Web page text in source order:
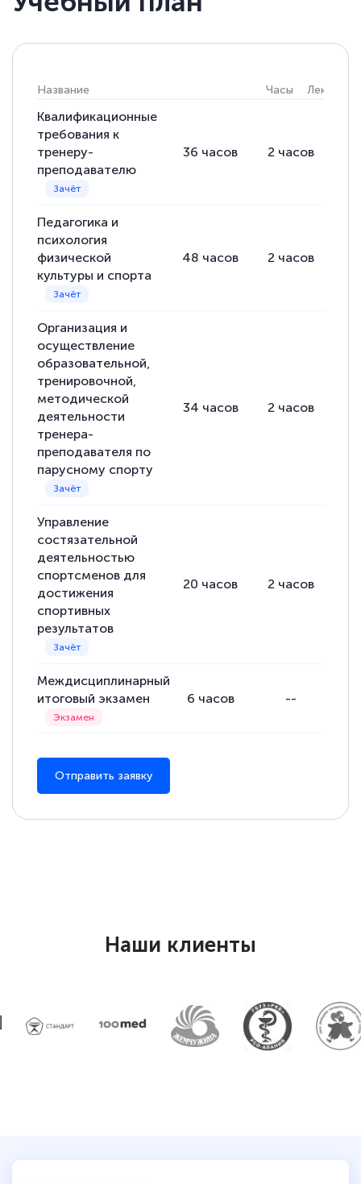
Название Часы Лекции
Квалификационные
требования к
тренеру-
преподавателю
36 часов 2 часов
Педагогика и
психология
физической
культуры и спорта
48 часов 2 часов
Организация и
осуществление
образовательной,
тренировочной,
методической
деятельности
тренера-
преподавателя по
парусному спорту
34 часов 2 часов
Управление
состязательной
деятельностью
спортсменов для
достижения
спортивных
результатов
20 часов 2 часов
Междисциплинарный
итоговый экзамен
6 часов --
Отправить заявку
Наши клиенты